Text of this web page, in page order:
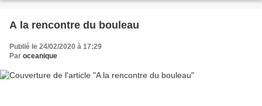
A la rencontre du bouleau
Publié le 24/02/2020 à 17:29
Par oceanique